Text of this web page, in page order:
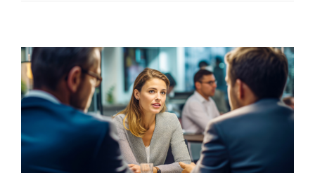
Die Macht der Stimme: Wie du durch
Selbstverantwortung und klare
Kommunikation Ausreden eliminierst
und Entscheidern überzeugend
begegnest